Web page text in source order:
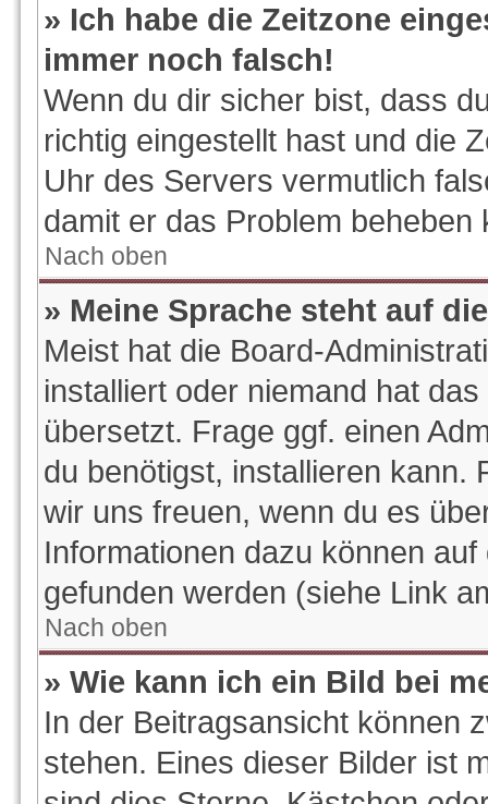
» Ich habe die Zeitzone
immer noch falsch!
Wenn du dir sicher bist, dass
richtig eingestellt hast und die
Uhr des Servers vermutlich
damit er das Problem beheben
Nach oben
» Meine Sprache steht auf
Meist hat die Board-
installiert oder niemand hat
übersetzt. Frage ggf. einen
du benötigst, installieren kann.
wir uns freuen, wenn du es
Informationen dazu können
gefunden werden (siehe Link
Nach oben
» Wie kann ich ein Bild bei
In der Beitragsansicht können
stehen. Eines dieser Bilder ist